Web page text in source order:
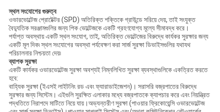
স্থল সংযোগের গুরুত্ব
ওভারভোল্টেজ প্রোটেক্টর (SPD) অতিরিক্ত শক্তিকে গ্রাউন্ডে সরিয়ে দেয়, তাই সংযুক্ত
বৈদ্যুতিক সরঞ্জামগুলির জন্য পিক ভোল্টেজকে একটি গ্রহণযোগ্য মূল্যে সীমাবদ্ধ করে।
পর্যাপ্ত অবস্থায় একটি স্থল সংযোগ, তাই, অতিরিক্ত ভোল্টেজের বিরুদ্ধে কার্যকর সুরক্ষার জন্য
একটি মূল দিক৷ স্থল সংযোগের অবস্থা পর্যবেক্ষণ করা সার্জ সুরক্ষা ডিভাইসগুলির যথাযথ
পরিচালনার নিশ্চয়তা দেয়৷
ব্যাপক সুরক্ষা
একটি কার্যকর ওভারভোল্টেজ সুরক্ষা অবশ্যই নিম্নলিখিত সুরক্ষা ব্যবস্থাগুলিকে একত্রিত করতে
হবে:
বাহ্যিক সুরক্ষা (ইএসই লাইটনিং রড এবং ফ্যারাডাইজেশন)। সরাসরি বজ্রপাতের বিরুদ্ধে
সুরক্ষার জন্য সিস্টেম। এইগুলি সুরক্ষিত এলাকার মধ্যে বজ্রপাতকে ক্যাপচার করে এবং নিয়ন্ত্রিত
পদ্ধতিতে নিরাপদে মাটিতে নিয়ে যায়।অভ্যন্তরীণ সুরক্ষা (পাওয়ার ফ্রিকোয়েন্সি ওভারভোল্টেজ